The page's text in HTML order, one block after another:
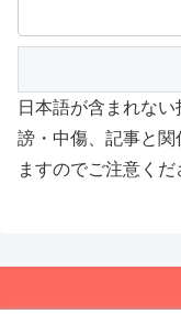
日本語が含まれな
謗・中傷、記事と関
ますのでご注意くだ